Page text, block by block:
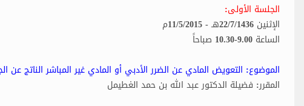
الجلسة الأولى:
الإثنين 22/7/1436هـ - 11/5/2015م
الساعة 9.00-10.30 صباحاً
الموضوع: التعويض المادي عن الضرر الأدبي أو المادي غير المباشر الناتج عن
المقرر: فضيلة الدكتور عبد الله بن حمد الغطيمل